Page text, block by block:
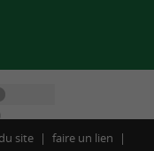
site faire un lien